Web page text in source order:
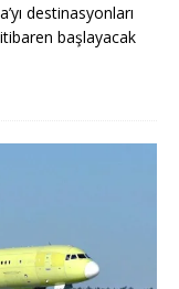
destinasyonları
başlayacak